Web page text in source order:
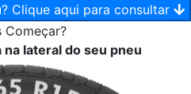
o seu Pneu? Clique aqui para consultar
Começar?
lateral do seu pneu